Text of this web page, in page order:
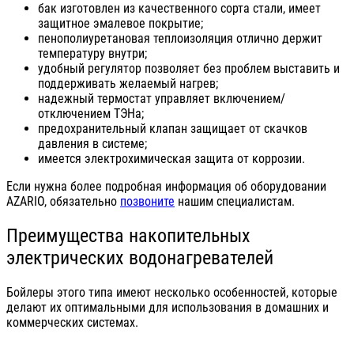
бак изготовлен из качественного сорта стали, имеет
защитное эмалевое покрытие;
пенополиуретановая теплоизоляция отлично держит
температуру внутри;
удобный регулятор позволяет без проблем выставить и
поддерживать желаемый нагрев;
надежный термостат управляет включением/
отключением ТЭНа;
предохранительный клапан защищает от скачков
давления в системе;
имеется электрохимическая защита от коррозии.
Если нужна более подробная информация об оборудовании
AZARIO, обязательно позвоните нашим специалистам.
Преимущества накопительных
электрических водонагревателей
Бойлеры этого типа имеют несколько особенностей, которые
делают их оптимальными для использования в домашних и
коммерческих системах.